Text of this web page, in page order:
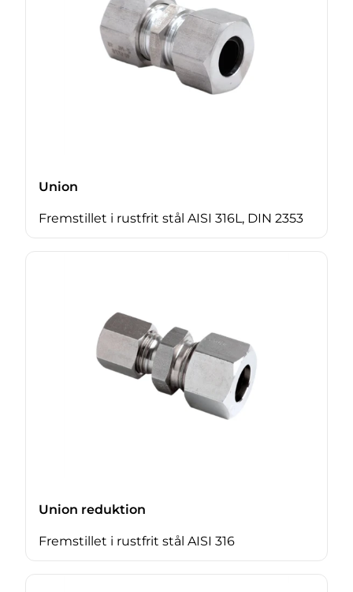
Union
Fremstillet i rustfrit stål AISI 316L, DIN 2353
Union reduktion
Fremstillet i rustfrit stål AISI 316